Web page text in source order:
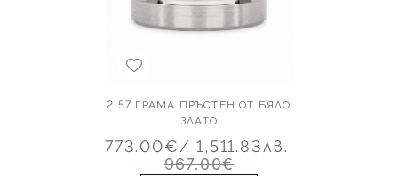
2.57 ГРАМА ПРЪСТЕН ОТ БЯЛО
ЗЛАТО
773.00€/ 1,511.83лв.
967.00€